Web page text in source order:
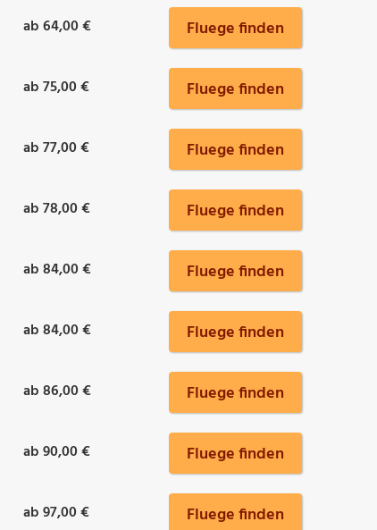
ab 64,00 € Fluege finden
ab 75,00 € Fluege finden
ab 77,00 € Fluege finden
ab 78,00 € Fluege finden
ab 84,00 € Fluege finden
ab 84,00 € Fluege finden
ab 86,00 € Fluege finden
ab 90,00 € Fluege finden
ab 97,00 € Fluege finden